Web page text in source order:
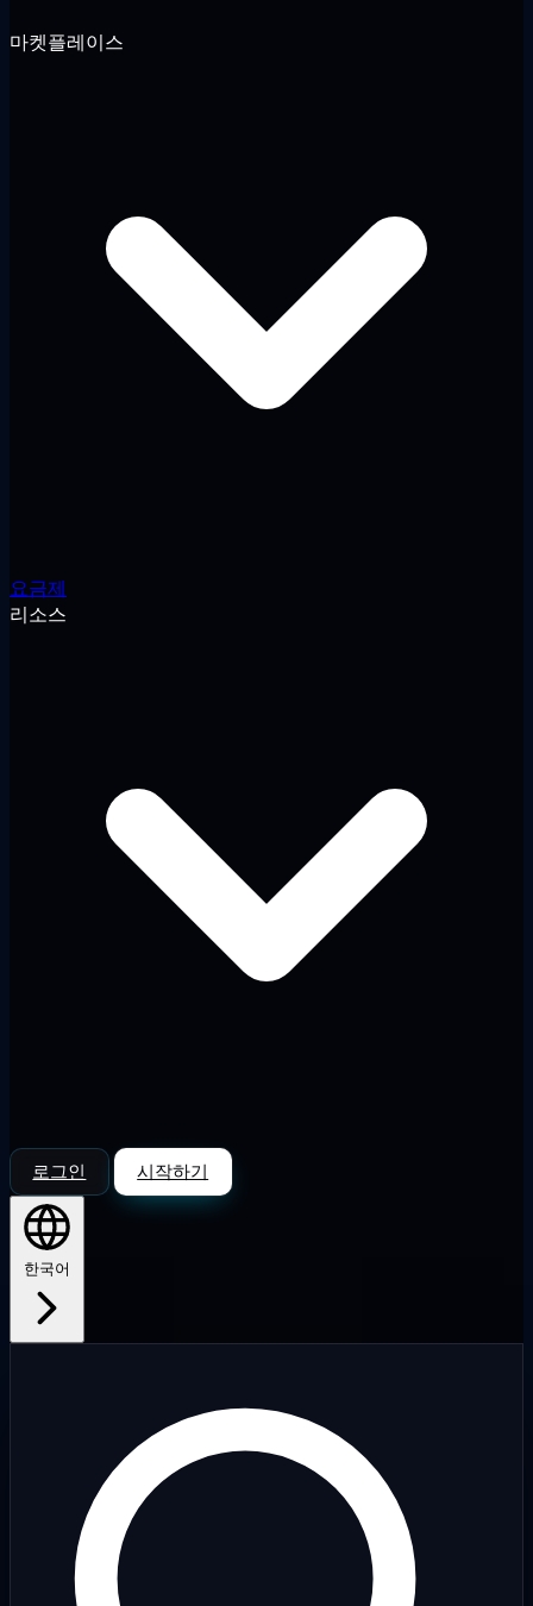
마켓플레이스
요금제
리소스
로그인 시작하기
한국어